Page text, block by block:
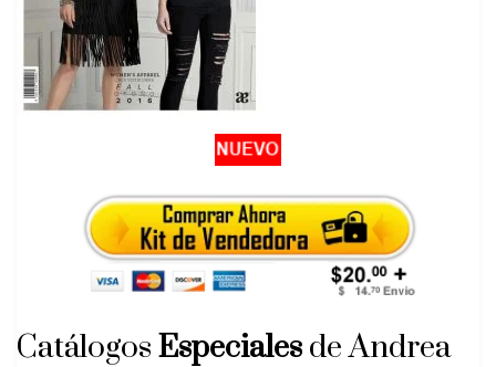
Catálogos Especiales de Andrea